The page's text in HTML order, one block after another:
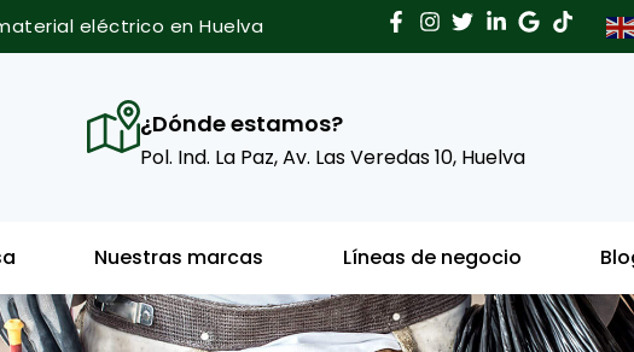
eléctrico en Huelva
¿Dónde estamos?
Pol. Ind. La Paz, Av. Las Veredas 10, Huelva
Nuestras marcas Líneas de negocio